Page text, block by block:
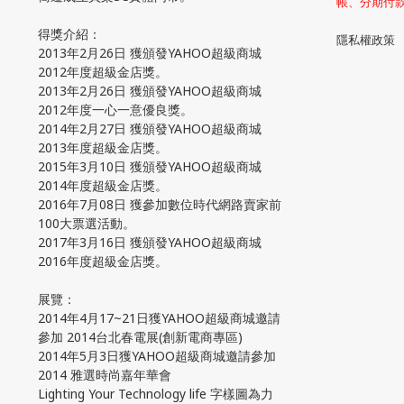
得獎介紹：
2013年2月26日 獲頒發YAHOO超級商城
2012年度超級金店獎。
2013年2月26日 獲頒發YAHOO超級商城
2012年度一心一意優良獎。
2014年2月27日 獲頒發YAHOO超級商城
2013年度超級金店獎。
2015年3月10日 獲頒發YAHOO超級商城
2014年度超級金店獎。
2016年7月08日 獲參加數位時代網路賣家前
100大票選活動。
2017年3月16日 獲頒發YAHOO超級商城
2016年度超級金店獎。
展覽：
2014年4月17~21日獲YAHOO超級商城邀請
參加 2014台北春電展(創新電商專區)
2014年5月3日獲YAHOO超級商城邀請參加
2014 雅選時尚嘉年華會
Lighting Your Technology life 字樣圖為力
隱私權政策